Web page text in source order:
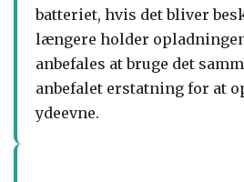
batteriet, hvis det bliver
længere holder
anbefales at bruge det
anbefalet erstatning for at
ydeevne.